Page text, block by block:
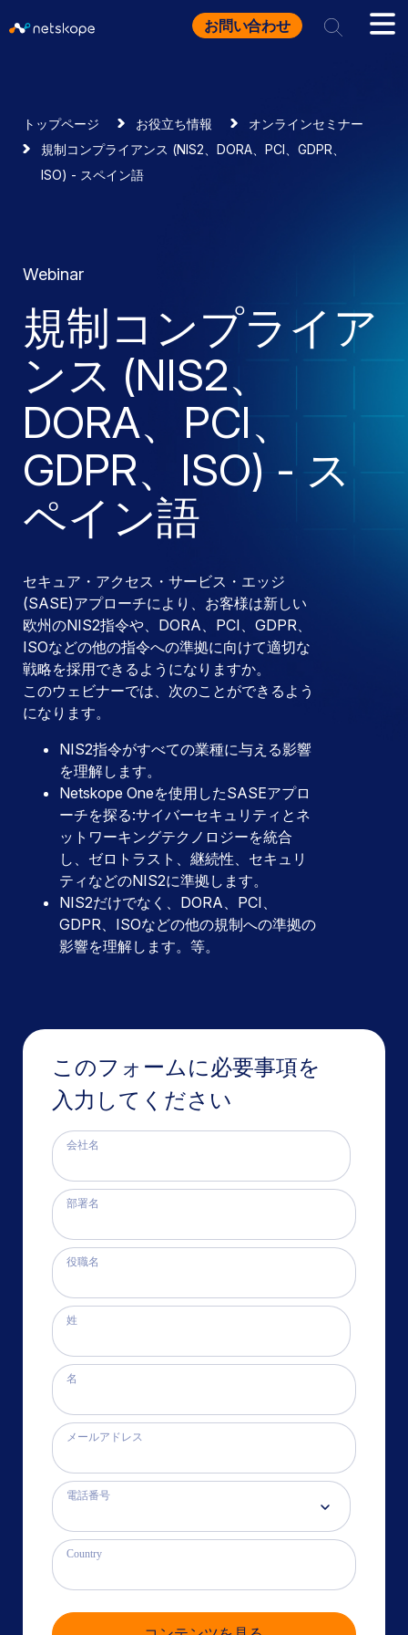
お問い合わせ
トップページ お役立ち情報
オンラインセミナー
規制コンプライアンス (NIS2、DORA、PCI、GDPR、
ISO) - スペイン語
このフォームに必要事項を
入力してください
会社名
部署名
役職名
姓
名
メールアドレス
電話番号
Country
Webinar
規制コンプライア
ンス (NIS2、
DORA、PCI、
GDPR、ISO) - ス
ペイン語
セキュア・アクセス・サービス・エッジ
(SASE)アプローチにより、お客様は新しい
欧州のNIS2指令や、DORA、PCI、GDPR、
ISOなどの他の指令への準拠に向けて適切な
戦略を採用できるようになりますか。
このウェビナーでは、次のことができるよう
になります。
NIS2指令がすべての業種に与える影響
を理解します。
Netskope Oneを使用したSASEアプロ
ーチを探る:サイバーセキュリティとネ
ットワーキングテクノロジーを統合
し、ゼロトラスト、継続性、セキュリ
ティなどのNIS2に準拠します。
NIS2だけでなく、DORA、PCI、
GDPR、ISOなどの他の規制への準拠の
影響を理解します。等。